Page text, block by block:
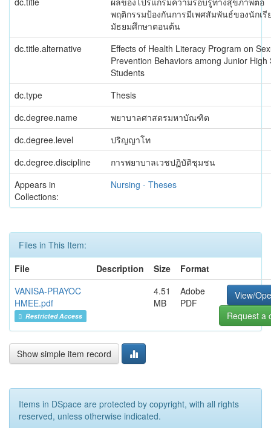
พฤติกรรมป้องกันการมีเพศสัมพันธ์ของนักเรี
มัธยมศึกษาตอนต้น
dc.title.alternative
Effects of Health Literacy Program on
Prevention Behaviors among Junior High
Students
dc.type
Thesis
dc.degree.name
พยาบาลศาสตรมหาบัณฑิต
dc.degree.level
ปริญญาโท
dc.degree.discipline
การพยาบาลเวชปฏิบัติชุมชน
Appears in
Collections:
Nursing - Theses
Files in This Item:
File
Description Size
Format
VANISA-PRAYOC
HMEE.pdf
Restricted Access
4.51
MB
Adobe
PDF
View/
Request a
Show simple item record
Items in DSpace are protected by copyright, with all rights
reserved, unless otherwise indicated.